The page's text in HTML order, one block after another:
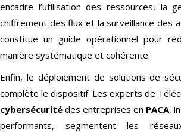
encadre l’utilisation des ressources, la
chiffrement des flux et la surveillance des
constitue un guide opérationnel pour
manière systématique et cohérente.
Enfin, le déploiement de solutions de
complète le dispositif. Les experts de
cybersécurité des entreprises en PACA,
performants, segmentent les